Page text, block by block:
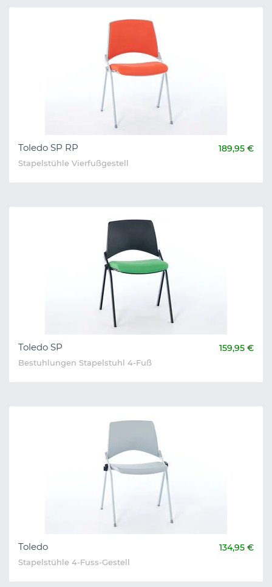
Toledo SP RP 189,95 €
Stapelstühle Vierfußgestell
Toledo SP 159,95 €
Bestuhlungen Stapelstuhl 4-Fuß
Toledo 134,95 €
Stapelstühle 4-Fuss-Gestell